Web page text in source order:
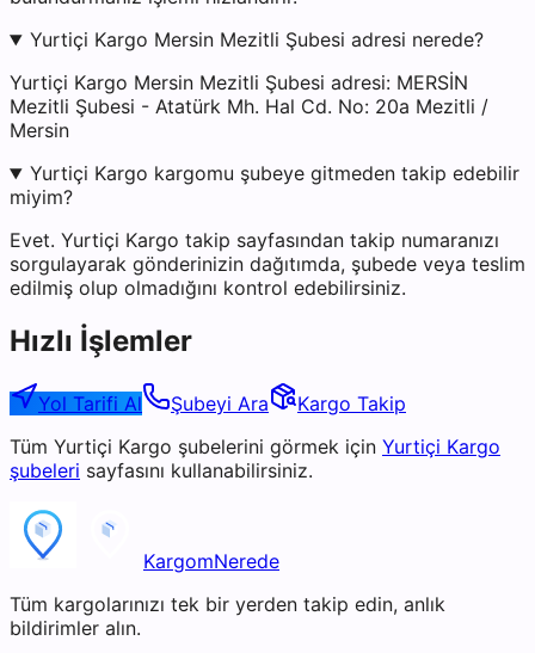
Yurtiçi Kargo Mersin Mezitli Şubesi adresi nerede?
Yurtiçi Kargo Mersin Mezitli Şubesi adresi: MERSİN
Mezitli Şubesi - Atatürk Mh. Hal Cd. No: 20a Mezitli /
Mersin
Yurtiçi Kargo kargomu şubeye gitmeden takip edebilir
miyim?
Evet. Yurtiçi Kargo takip sayfasından takip numaranızı
sorgulayarak gönderinizin dağıtımda, şubede veya teslim
edilmiş olup olmadığını kontrol edebilirsiniz.
Hızlı İşlemler
Yol Tarifi Al Şubeyi Ara
Kargo Takip
Tüm Yurtiçi Kargo şubelerini görmek için Yurtiçi Kargo
şubeleri sayfasını kullanabilirsiniz.
KargomNerede
Tüm kargolarınızı tek bir yerden takip edin, anlık
bildirimler alın.